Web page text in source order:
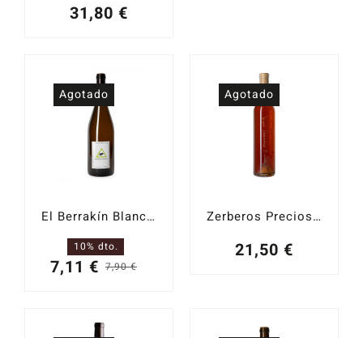
31,80 €
Agotado
El Berrakín Blanco 2022
7,90€El
7,11€
El
10% dto.
Agotado
Zerberos Precioso Dulce 2022
21,50 €